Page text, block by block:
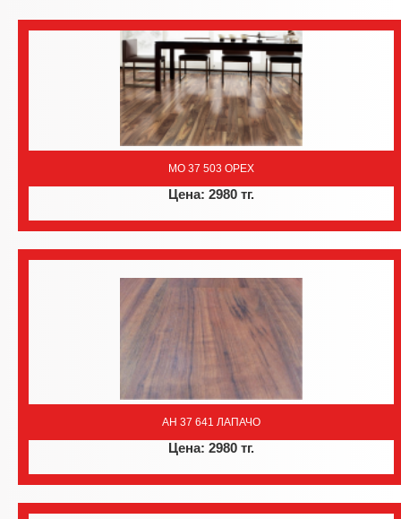
MO 37 503 ОРЕХ
Цена: 2980 тг.
AH 37 641 ЛАПАЧО
Цена: 2980 тг.